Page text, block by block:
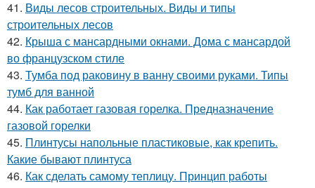
41. Виды лесов строительных. Виды и типы
строительных лесов
42. Крыша с мансардными окнами. Дома с мансардой
во французском стиле
43. Тумба под раковину в ванну своими руками. Типы
тумб для ванной
44. Как работает газовая горелка. Предназначение
газовой горелки
45. Плинтусы напольные пластиковые, как крепить.
Какие бывают плинтуса
46. Как сделать самому теплицу. Принцип работы